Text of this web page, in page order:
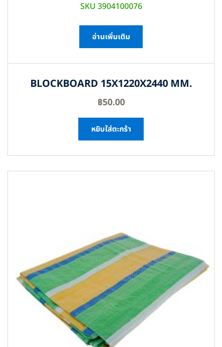
SKU 3904100076
อ่านเพิ่มเติม
BLOCKBOARD 15X1220X2440 MM.
฿50.00
หยิบใส่ตะกร้า